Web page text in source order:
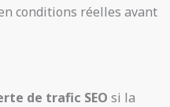
conditions réelles avant
de trafic SEO si la